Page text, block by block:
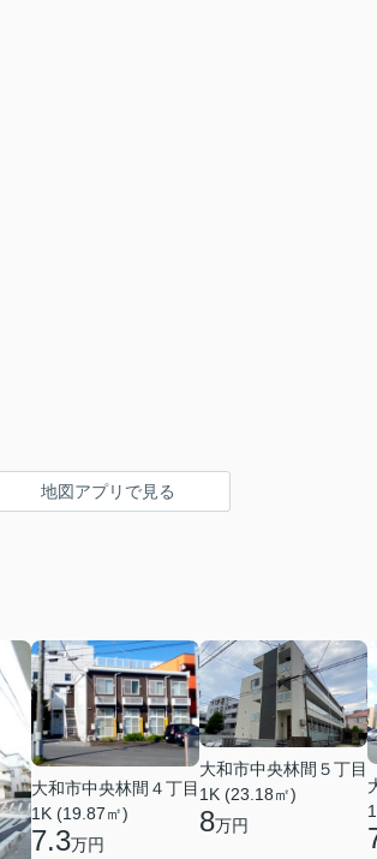
地図アプリで見る
大和市中央林間４丁目
1K (19.87㎡)
7.3万円
大和市中央林間５丁目
1K (23.18㎡)
8万円